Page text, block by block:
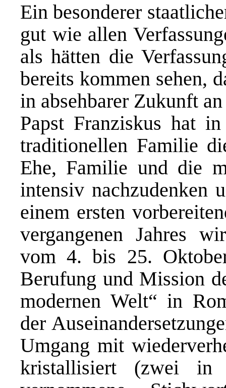
Ein besonderer
gut wie allen
als hätten die
bereits kommen sehen,
in absehbarer Zukunft
Papst Franziskus hat
traditionellen Familie
Ehe, Familie und die
intensiv nachzudenken
einem ersten
vergangenen Jahres
vom 4. bis 25.
Berufung und Mission
modernen Welt“ in
der
Umgang mit
kristallisiert (zwei in